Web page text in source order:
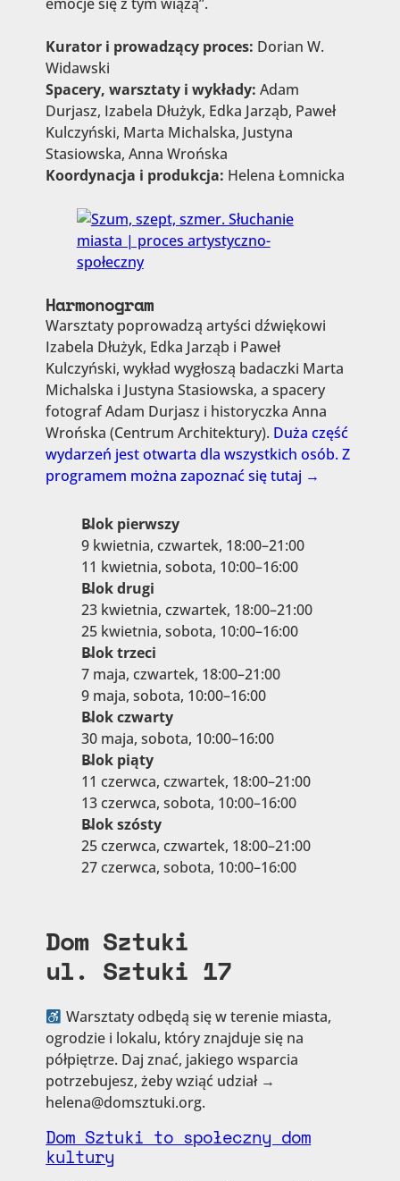
emocje się z tym wiążą”.
Kurator i prowadzący proces: Dorian W.
Widawski
Spacery, warsztaty i wykłady:Adam
Durjasz, Izabela Dłużyk, Edka Jarząb, Paweł
Kulczyński, Marta Michalska, Justyna
Stasiowska, Anna Wrońska
Koordynacja i produkcja: Helena Łomnicka
Harmonogram
Warsztaty poprowadzą artyści dźwiękowi
Izabela Dłużyk, Edka Jarząb i Paweł
Kulczyński, wykład wygłoszą badaczki Marta
Michalska i Justyna Stasiowska, a spacery
fotograf Adam Durjasz i historyczka Anna
Wrońska (Centrum Architektury). Duża część
wydarzeń jest otwarta dla wszystkich osób. Z
programem można zapoznać się tutaj →
Blok pierwszy
9 kwietnia, czwartek, 18:00–21:00
11 kwietnia, sobota, 10:00–16:00
Blok drugi
23 kwietnia, czwartek, 18:00–21:00
25 kwietnia, sobota, 10:00–16:00
Blok trzeci
7 maja, czwartek, 18:00–21:00
9 maja, sobota, 10:00–16:00
Blok czwarty
30 maja, sobota, 10:00–16:00
Blok piąty
11 czerwca, czwartek, 18:00–21:00
13 czerwca, sobota, 10:00–16:00
Blok szósty
25 czerwca, czwartek, 18:00–21:00
27 czerwca, sobota, 10:00–16:00
Dom Sztuki
ul. Sztuki 17
Warsztaty odbędą się w terenie miasta,
ogrodzie i lokalu, który znajduje się na
półpiętrze. Daj znać, jakiego wsparcia
potrzebujesz, żeby wziąć udział →
helena@domsztuki.org.
Dom Sztuki to społeczny dom
kultury